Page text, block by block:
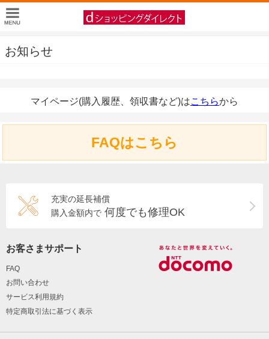
お知らせ
マイページ(購入履歴、領収書など)はこちらから
FAQはこちら
充実の延長補償
購入金額内で 何度でも修理OK
お客さまサポート
FAQ
お問い合わせ
サービス利用規約
特定商取引法に基づく表示